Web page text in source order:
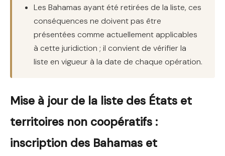
Les Bahamas ayant été retirées de la liste, ces
conséquences ne doivent pas être
présentées comme actuellement applicables
à cette juridiction ; il convient de vérifier la
liste en vigueur à la date de chaque opération.
Mise à jour de la liste des États et
territoires non coopératifs :
inscription des Bahamas et